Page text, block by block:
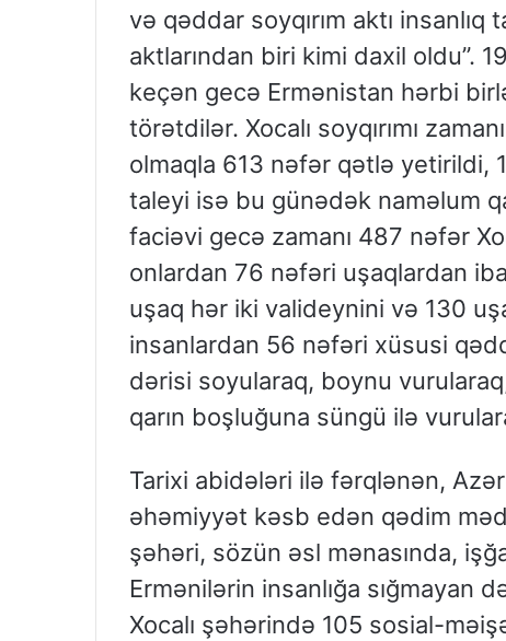
və qəddar soyqırım aktı
aktlarından biri kimi daxil oldu”.
keçən gecə Ermənistan hərbi
törətdilər. Xocalı soyqırımı
olmaqla 613 nəfər qətlə yetirildi,
taleyi isə bu günədək naməlum
faciəvi gecə zamanı 487 nəfər
onlardan 76 nəfəri uşaqlardan
uşaq hər iki valideynini və 130
insanlardan 56 nəfəri xüsusi
dərisi soyularaq, boynu
qarın boşluğuna süngü ilə
Tarixi abidələri ilə fərqlənən,
əhəmiyyət kəsb edən qədim
şəhəri, sözün əsl mənasında,
Ermənilərin insanlığa sığmayan
Xocalı şəhərində 105 sosial-